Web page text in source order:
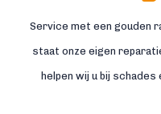
Service met een gouden
staat onze eigen
helpen wij u bij